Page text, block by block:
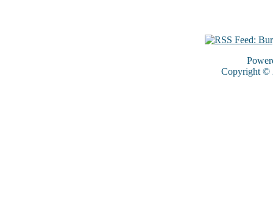
Copyright ©